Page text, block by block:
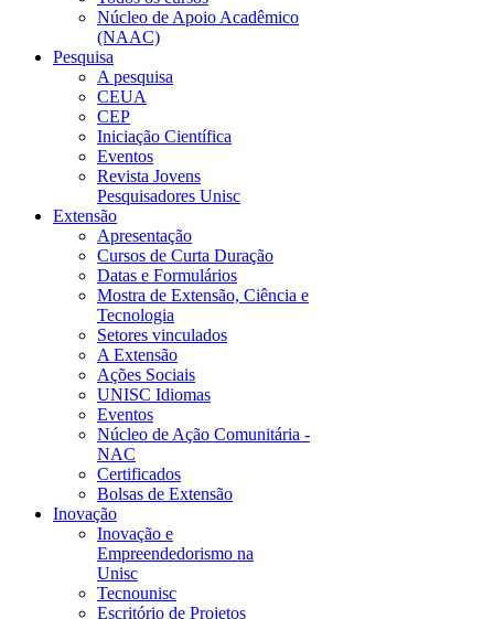
Núcleo de Apoio Acadêmico
(NAAC)
Pesquisa
A pesquisa
CEUA
CEP
Iniciação Científica
Eventos
Revista Jovens
Pesquisadores Unisc
Extensão
Apresentação
Cursos de Curta Duração
Datas e Formulários
Mostra de Extensão, Ciência e
Tecnologia
Setores vinculados
A Extensão
Ações Sociais
UNISC Idiomas
Eventos
Núcleo de Ação Comunitária -
NAC
Certificados
Bolsas de Extensão
Inovação
Inovação e
Empreendedorismo na
Unisc
Tecnounisc
Escritório de Projetos